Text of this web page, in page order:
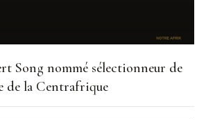
Song nommé sélectionneur de
de la Centrafrique